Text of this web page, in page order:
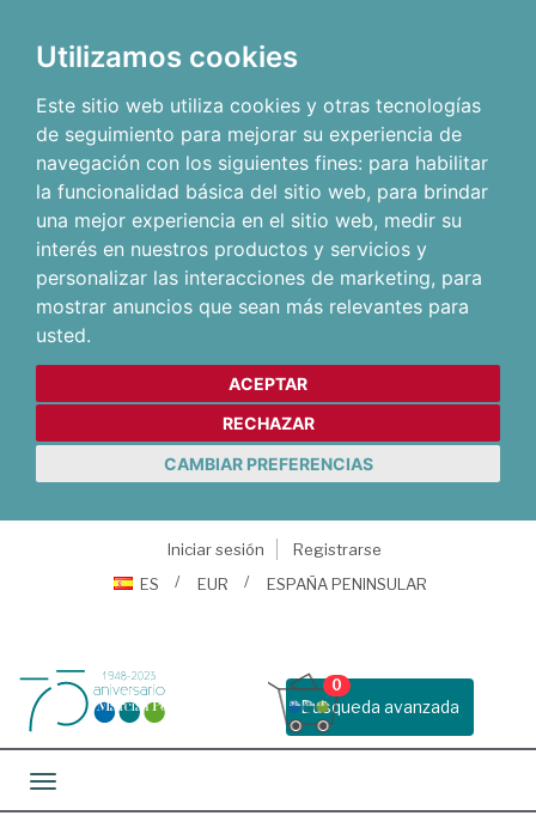
Utilizamos cookies
Este sitio web utiliza cookies y otras tecnologías
de seguimiento para mejorar su experiencia de
navegación con los siguientes fines: para habilitar
la funcionalidad básica del sitio web, para brindar
una mejor experiencia en el sitio web, medir su
interés en nuestros productos y servicios y
personalizar las interacciones de marketing, para
mostrar anuncios que sean más relevantes para
usted.
ACEPTAR
RECHAZAR
CAMBIAR PREFERENCIAS
Iniciar sesión
Registrarse
ES
EUR ESPAÑA PENINSULAR
Busqueda avanzada
0
Toggle navigation